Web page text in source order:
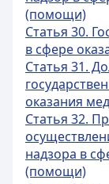
(помощи)
Статья 30.
в сфере
Статья 31.
оказания
Статья 32.
надзора в
(помощи)